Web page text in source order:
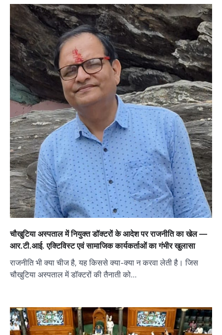
चौखुटिया अस्पताल में नियुक्त डॉक्टरों के आदेश पर राजनीति का खेल —
आर.टी.आई. एक्टिविस्ट एवं सामाजिक कार्यकर्ताओं का गंभीर खुलासा
राजनीति भी क्या चीज है, यह किससे क्या-क्या न करवा लेती है। जिस
चौखुटिया अस्पताल में डॉक्टरों की तैनाती को…